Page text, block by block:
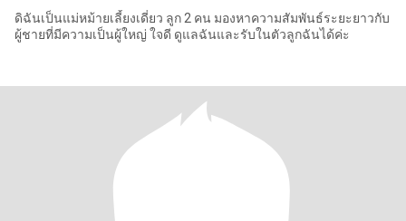
ดิฉันเป็นแม่หม้ายเลี้ยงเดี่ยว ลูก 2 คน มองหาความสัมพันธ์ระยะยาวกับ
ผู้ชายที่มีความเป็นผู้ใหญ่ ใจดี ดูแลฉันและรับในตัวลูกฉันได้ค่ะ